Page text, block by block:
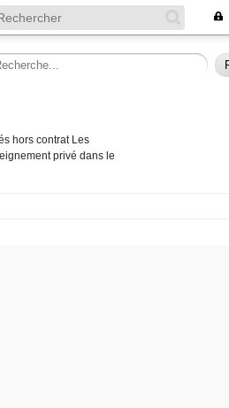
hors contrat Les
privé dans le